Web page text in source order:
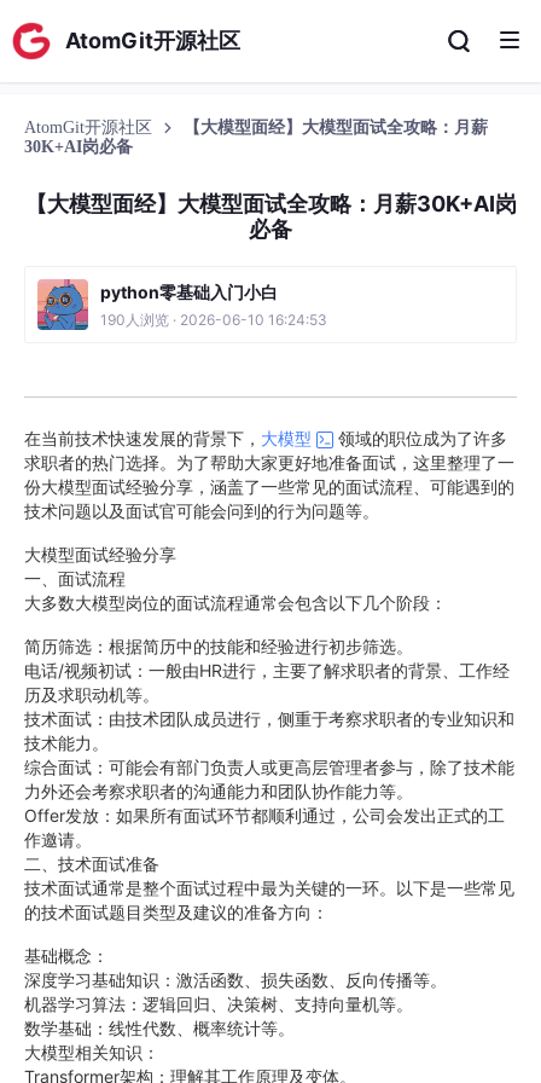
AtomGit开源社区
AtomGit开源社区
【大模型面经】大模型面试全攻略：月薪
30K+AI岗必备
【大模型面经】大模型面试全攻略：月薪30K+AI岗
必备
python零基础入门小白
190人浏览 · 2026-06-10 16:24:53
在当前技术快速发展的背景下， 大模型
领域的职位成为了许多
求职者的热门选择。为了帮助大家更好地准备面试，这里整理了一
份大模型面试经验分享，涵盖了一些常见的面试流程、可能遇到的
技术问题以及面试官可能会问到的行为问题等。
大模型面试经验分享
一、面试流程
大多数大模型岗位的面试流程通常会包含以下几个阶段：
简历筛选：根据简历中的技能和经验进行初步筛选。
电话/视频初试：一般由HR进行，主要了解求职者的背景、工作经
历及求职动机等。
技术面试：由技术团队成员进行，侧重于考察求职者的专业知识和
技术能力。
综合面试：可能会有部门负责人或更高层管理者参与，除了技术能
力外还会考察求职者的沟通能力和团队协作能力等。
Offer发放：如果所有面试环节都顺利通过，公司会发出正式的工
作邀请。
二、技术面试准备
技术面试通常是整个面试过程中最为关键的一环。以下是一些常见
的技术面试题目类型及建议的准备方向：
基础概念：
深度学习基础知识：激活函数、损失函数、反向传播等。
机器学习算法：逻辑回归、决策树、支持向量机等。
数学基础：线性代数、概率统计等。
大模型相关知识：
Transformer架构：理解其工作原理及变体。